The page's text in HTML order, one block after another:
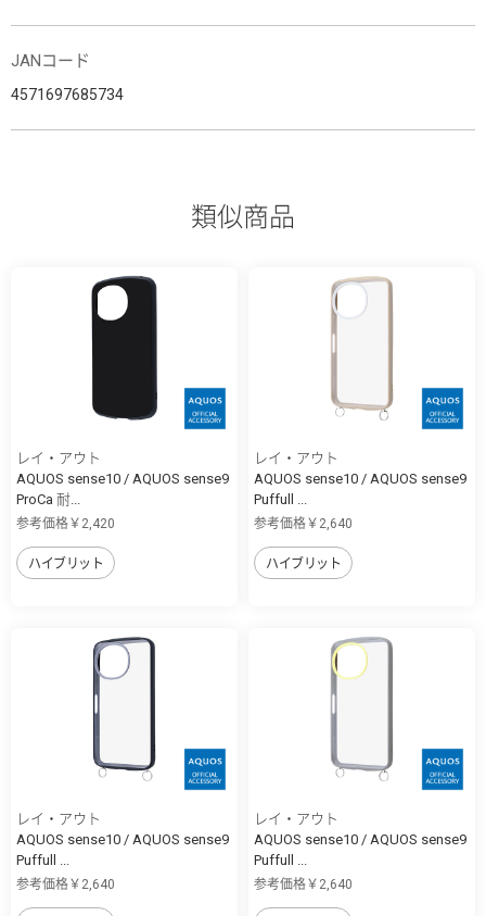
JANコード
4571697685734
類似商品
レイ・アウト
AQUOS sense10 / AQUOS sense9
ProCa 耐...
参考価格￥2,420
ハイブリット
レイ・アウト
AQUOS sense10 / AQUOS sense9
Puffull ...
参考価格￥2,640
ハイブリット
レイ・アウト
AQUOS sense10 / AQUOS sense9
Puffull ...
参考価格￥2,640
レイ・アウト
AQUOS sense10 / AQUOS sense9
Puffull ...
参考価格￥2,640